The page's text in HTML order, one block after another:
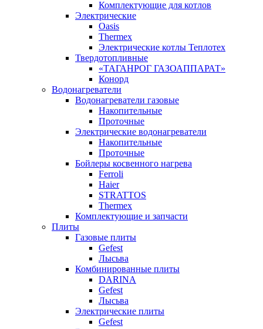
Комплектующие для котлов
Электрические
Oasis
Thermex
Электрические котлы Теплотех
Твердотопливные
«ТАГАНРОГ ГАЗОАППАРАТ»
Конорд
Водонагреватели
Водонагреватели газовые
Накопительные
Проточные
Электрические водонагреватели
Накопительные
Проточные
Бойлеры косвенного нагрева
Ferroli
Haier
STRATTOS
Thermex
Комплектующие и запчасти
Плиты
Газовые плиты
Gefest
Лысьва
Комбинированные плиты
DARINA
Gefest
Лысьва
Электрические плиты
Gefest